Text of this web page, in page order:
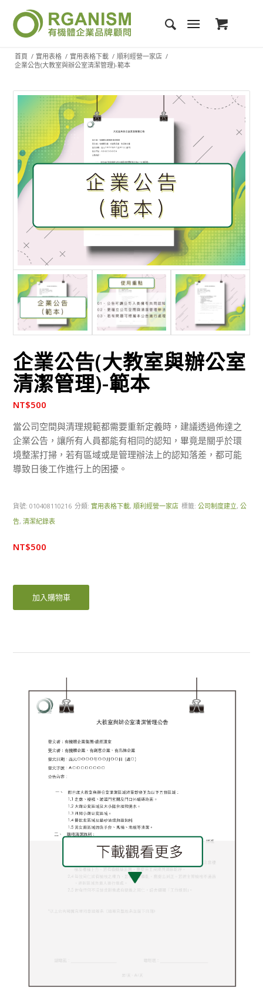
首頁 / 實用表格 / 實用表格下載 / 順利經營一家店 /
企業公告(大教室與辦公室清潔管理)-範本
企業公告(大教室與辦公室
清潔管理)-範本
NT$500
當公司空間與清理規範都需要重新定義時，建議透過佈達之
企業公告，讓所有人員都能有相同的認知，畢竟是關乎於環
境整潔打掃，若有區域或是管理辦法上的認知落差，都可能
導致日後工作進行上的困擾。
貨號: 010408110216 分類:實用表格下載,順利經營一家店 標籤:公司制度建立,公
告,清潔紀錄表
NT$500
加入購物車